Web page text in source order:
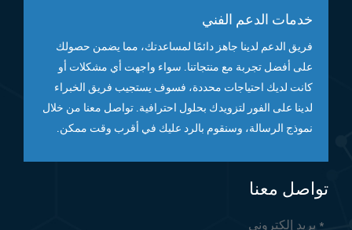
تواصل معنا
خدمات الدعم الفني
فريق الدعم لدينا جاهز دائمًا لمساعدتك، مما يضمن حصولك
على أفضل تجربة مع منتجاتنا. سواء واجهت أي مشكلات أو
كانت لديك احتياجات محددة، فسوف يستجيب فريق الخبراء
لدينا على الفور لتزويدك بحلول احترافية. تواصل معنا من خلال
نموذج الرسالة، وسنقوم بالرد عليك في أقرب وقت ممكن.